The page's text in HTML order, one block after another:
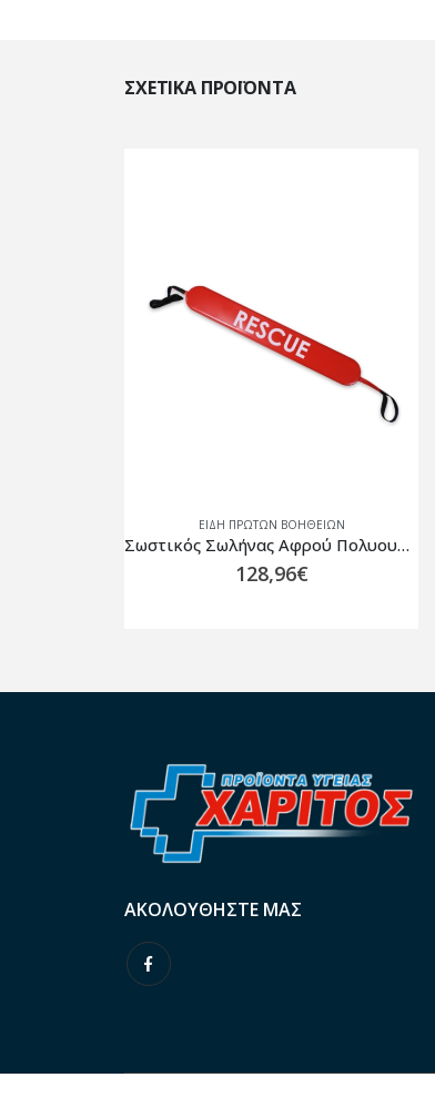
ΣΧΕΤΙΚΆ ΠΡΟΪΌΝΤΑ
ΕΙΔΗ ΠΡΩΤΩΝ ΒΟΗΘΕΙΩΝ
Μαντηλάκι για το Φιλί της Ζωής “FACE SHIELD”
2,00€
ΑΚΟΛΟΥΘΉΣΤΕ ΜΑΣ